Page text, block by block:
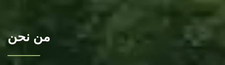
من نحن